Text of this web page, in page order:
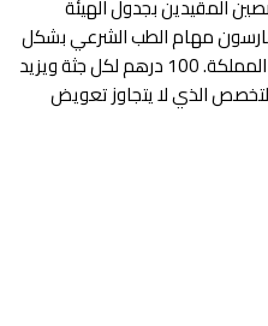
الصحراء
جثة ويزيد